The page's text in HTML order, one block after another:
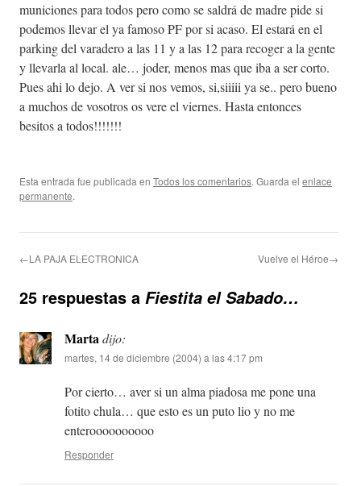
municiones para todos pero como se saldrá de madre pide si
podemos llevar el ya famoso PF por si acaso. El estará en el
parking del varadero a las 11 y a las 12 para recoger a la gente
y llevarla al local. ale… joder, menos mas que iba a ser corto.
Pues ahi lo dejo. A ver si nos vemos, si,siiiii ya se.. pero bueno
a muchos de vosotros os vere el viernes. Hasta entonces
besitos a todos!!!!!!!
Esta entrada fue publicada en Todos los comentarios. Guarda el enlace
permanente.
←LA PAJA ELECTRONICA Vuelve el Héroe→
25 respuestas a Fiestita el Sabado…
Martadijo:
martes, 14 de diciembre (2004) a las 4:17 pm
Por cierto… aver si un alma piadosa me pone una
fotito chula… que esto es un puto lio y no me
enteroooooooooo
Responder